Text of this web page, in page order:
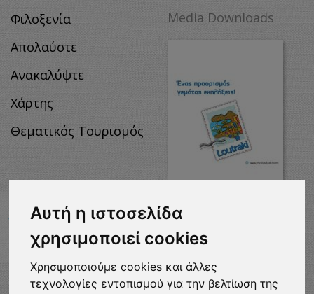
Αυτή η ιστοσελίδα
χρησιμοποιεί cookies
Χρησιμοποιούμε cookies και άλλες
τεχνολογίες εντοπισμού για την βελτίωση της
Φιλοξενία
Απολαύστε
Ανακαλύψτε
Χάρτης
Θεματικός Τουρισμός
Media Downloads
DOWNLOADS